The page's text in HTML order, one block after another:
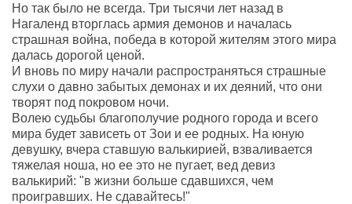
Но так было не всегда. Три тысячи лет назад в
Нагаленд вторглась армия демонов и началась
страшная война, победа в которой жителям этого мира
далась дорогой ценой.
И вновь по миру начали распространяться страшные
слухи о давно забытых демонах и их деяний, что они
творят под покровом ночи.
Волею судьбы благополучие родного города и всего
мира будет зависеть от Зои и ее родных. На юную
девушку, вчера ставшую валькирией, взваливается
тяжелая ноша, но ее это не пугает, вед девиз
валькирий: "в жизни больше сдавшихся, чем
проигравших. Не сдавайтесь!"